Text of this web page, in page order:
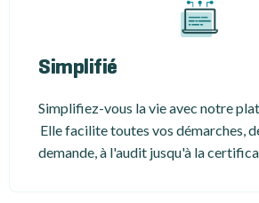
Simplifié
Simplifiez-vous la vie avec notre
Elle facilite toutes vos démarches,
demande, à l'audit jusqu'à la